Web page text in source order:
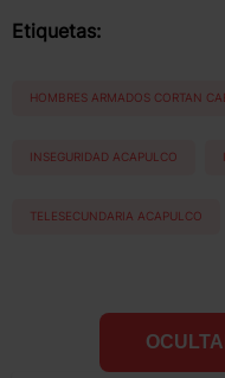
Etiquetas:
HOMBRES ARMADOS CORTAN
INSEGURIDAD ACAPULCO
TELESECUNDARIA ACAPULCO